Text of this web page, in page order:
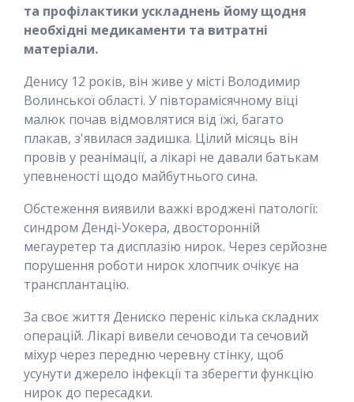
та профілактики ускладнень йому щодня
необхідні медикаменти та витратні
матеріали.
Денису 12 років, він живе у місті Володимир
Волинської області. У півторамісячному віці
малюк почав відмовлятися від їжі, багато
плакав, з'явилася задишка. Цілий місяць він
провів у реанімації, а лікарі не давали батькам
упевненості щодо майбутнього сина.
Обстеження виявили важкі вроджені патології:
синдром Денді-Уокера, двосторонній
мегауретер та дисплазію нирок. Через серйозне
порушення роботи нирок хлопчик очікує на
трансплантацію.
За своє життя Дениско переніс кілька складних
операцій. Лікарі вивели сечоводи та сечовий
міхур через передню черевну стінку, щоб
усунути джерело інфекції та зберегти функцію
нирок до пересадки.